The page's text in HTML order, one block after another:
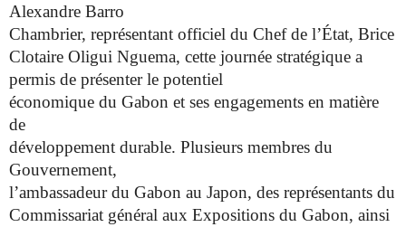
Alexandre Barro
Chambrier, représentant officiel du Chef de l’État, Brice
Clotaire Oligui Nguema, cette journée stratégique a
permis de présenter le potentiel
économique du Gabon et ses engagements en matière
de
développement durable. Plusieurs membres du
Gouvernement,
l’ambassadeur du Gabon au Japon, des représentants du
Commissariat général aux Expositions du Gabon, ainsi